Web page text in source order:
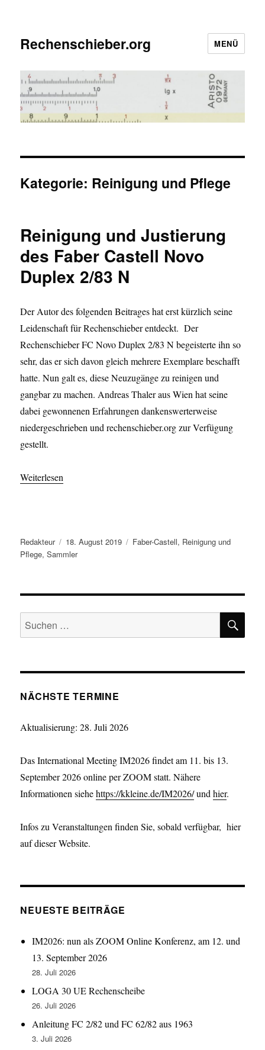
Rechenschieber.org MENÜ
Kategorie: Reinigung und Pflege
Reinigung und Justierung
des Faber Castell Novo
Duplex 2/83 N
Der Autor des folgenden Beitrages hat erst kürzlich seine
Leidenschaft für Rechenschieber entdeckt. Der
Rechenschieber FC Novo Duplex 2/83 N begeisterte ihn so
sehr, das er sich davon gleich mehrere Exemplare beschafft
hatte. Nun galt es, diese Neuzugänge zu reinigen und
gangbar zu machen. Andreas Thaler aus Wien hat seine
dabei gewonnenen Erfahrungen dankenswerterweise
niedergeschrieben und rechenschieber.org zur Verfügung
gestellt.
Weiterlesen
Autor
Redakteur
Veröffentlicht
am
18. August 2019 Kategorien
Faber-Castell, Reinigung und
Pflege,Sammler
Suchen
nach:
NÄCHSTE TERMINE
Aktualisierung: 28. Juli 2026
Das International Meeting IM2026 findet am 11. bis 13.
September 2026 online per ZOOM statt. Nähere
Informationen siehehttps://kkleine.de/IM2026/undhier.
Infos zu Veranstaltungen finden Sie, sobald verfügbar, hier
auf dieser Website.
NEUESTE BEITRÄGE
IM2026: nun als ZOOM Online Konferenz, am 12. und
13. September 2026
28. Juli 2026
LOGA 30 UE Rechenscheibe
26. Juli 2026
Anleitung FC 2/82 und FC 62/82 aus 1963
3. Juli 2026